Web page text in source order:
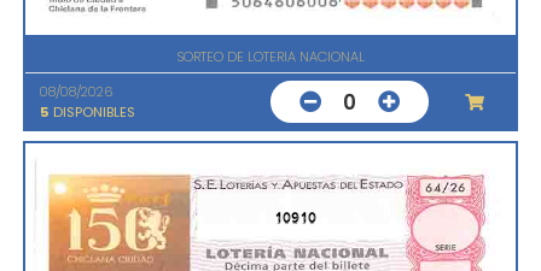
SORTEO DE LOTERIA NACIONAL
08/08/2026
5 DISPONIBLES 0
10910